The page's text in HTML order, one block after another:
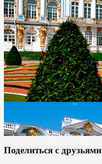
Поделиться с друзьями